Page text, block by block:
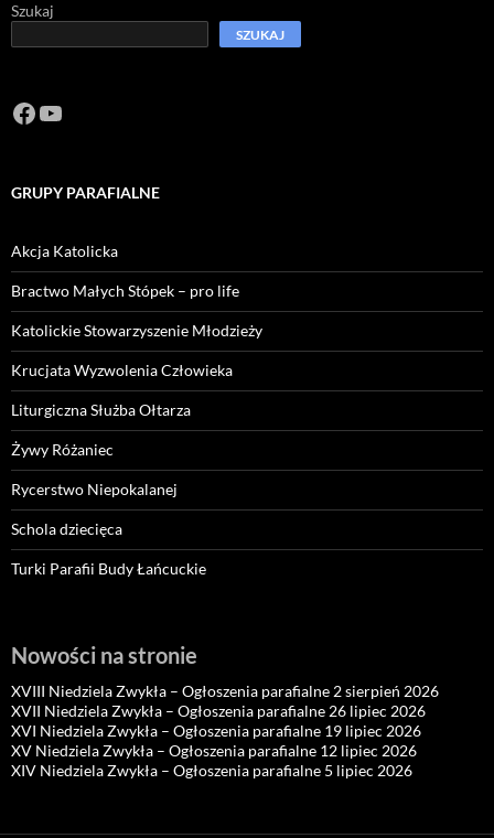
Szukaj
SZUKAJ
Facebook
https://www.youtube.com/channel/
GRUPY PARAFIALNE
Akcja Katolicka
Bractwo Małych Stópek – pro life
Katolickie Stowarzyszenie Młodzieży
Krucjata Wyzwolenia Człowieka
Liturgiczna Służba Ołtarza
Żywy Różaniec
Rycerstwo Niepokalanej
Schola dziecięca
Turki Parafii Budy Łańcuckie
Nowości na stronie
XVIII Niedziela Zwykła – Ogłoszenia parafialne 2 sierpień 2026
XVII Niedziela Zwykła – Ogłoszenia parafialne 26 lipiec 2026
XVI Niedziela Zwykła – Ogłoszenia parafialne 19 lipiec 2026
XV Niedziela Zwykła – Ogłoszenia parafialne 12 lipiec 2026
XIV Niedziela Zwykła – Ogłoszenia parafialne 5 lipiec 2026